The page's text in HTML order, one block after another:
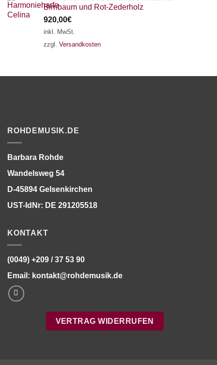
Birnbaum und Rot-Zederholz
920,00€
inkl. MwSt.
zzgl. Versandkosten
ROHDEMUSIK.DE
Barbara Rohde
Wandelsweg 54
D-45894 Gelsenkirchen
UST-IdNr: DE 291205518
KONTAKT
(0049) +209 / 37 53 90
Email: kontakt@rohdemusik.de
VERTRAG WIDERRUFEN